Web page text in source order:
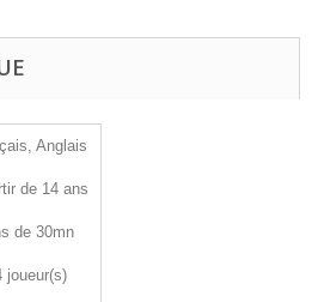
Anglais
de 14 ans
de 30mn
joueur(s)